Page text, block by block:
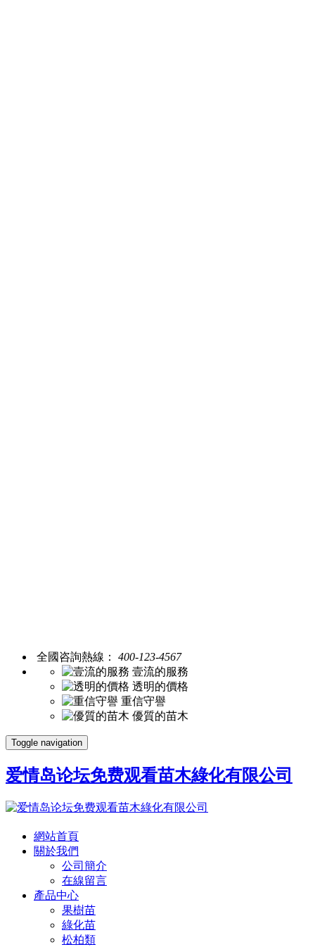
全國咨詢熱線： 400-123-4567
壹流的服務
透明的價格
重信守譽
優質的苗木
Toggle navigation
爱情岛论坛免费观看苗木綠化有限公司
網站首頁
關於我們
公司簡介
在線留言
產品中心
果樹苗
綠化苗
松柏類